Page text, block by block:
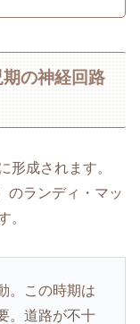
の神経回路
形成されます。
のランディ・マッ
。
。この時期は
。道路が不十